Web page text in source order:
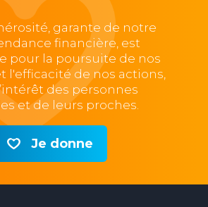
garante de notre
financière, est
pour la poursuite de nos
l'efficacité de nos actions,
des personnes
et de leurs proches.
Je donne